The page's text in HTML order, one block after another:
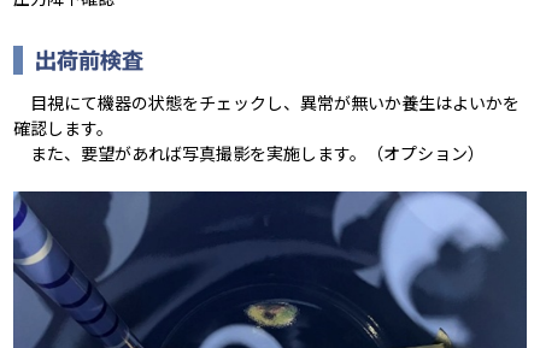
出荷前検査
目視にて機器の状態をチェックし、異常が無いか養生はよいかを
確認します。
また、要望があれば写真撮影を実施します。（オプション）